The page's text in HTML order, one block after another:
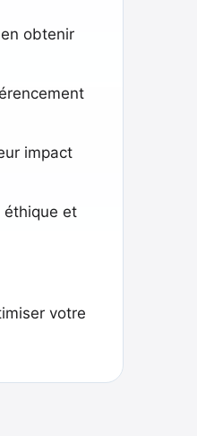
obtenir
impact
éthique et
votre